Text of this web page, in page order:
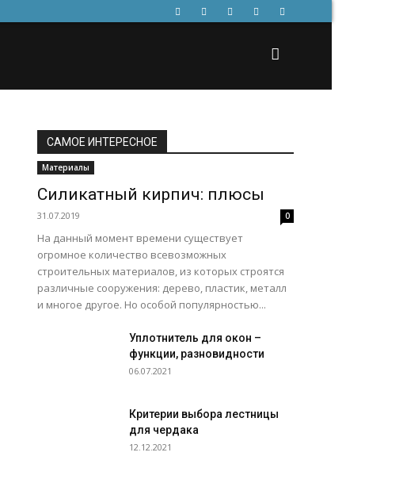
САМОЕ ИНТЕРЕСНОЕ
Материалы
Силикатный кирпич: плюсы
31.07.2019 0
На данный момент времени существует
огромное количество всевозможных
строительных материалов, из которых строятся
различные сооружения: дерево, пластик, металл
и многое другое. Но особой популярностью...
Уплотнитель для окон –
функции, разновидности
06.07.2021
Критерии выбора лестницы
для чердака
12.12.2021